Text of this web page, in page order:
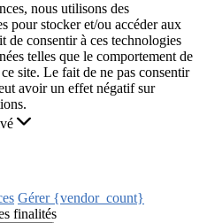
nous utilisons des
pour stocker et/ou accéder aux
de consentir à ces technologies
telles que le comportement de
site. Le fait de ne pas consentir
avoir un effet négatif sur
Gérer {vendor_count}
finalités